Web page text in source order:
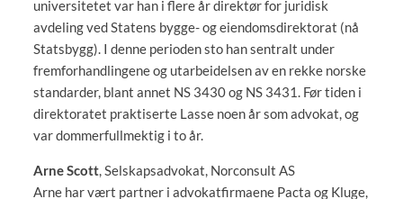
universitetet var han i flere år direktør for juridisk
avdeling ved Statens bygge- og eiendomsdirektorat (nå
Statsbygg). I denne perioden sto han sentralt under
fremforhandlingene og utarbeidelsen av en rekke norske
standarder, blant annet NS 3430 og NS 3431. Før tiden i
direktoratet praktiserte Lasse noen år som advokat, og
var dommerfullmektig i to år.
Arne Scott, Selskapsadvokat, Norconsult AS
Arne har vært partner i advokatfirmaene Pacta og Kluge,